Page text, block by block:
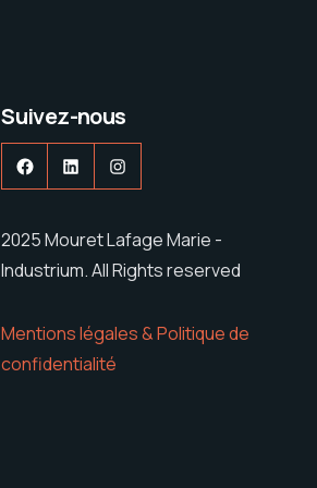
Suivez-nous
Facebook
LinkedInInstagram
2025 Mouret Lafage Marie -
Industrium. All Rights reserved
Mentions légales & Politique de
confidentialité